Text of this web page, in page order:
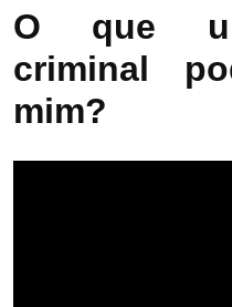
O que
criminal
mim?